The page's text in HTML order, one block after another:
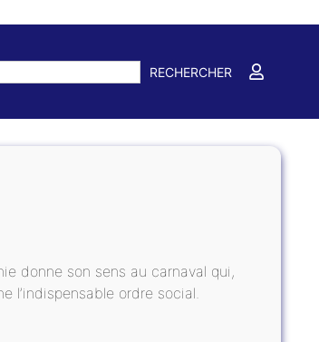
RECHERCHER
donne son sens au carnaval qui,
l’indispensable ordre social.